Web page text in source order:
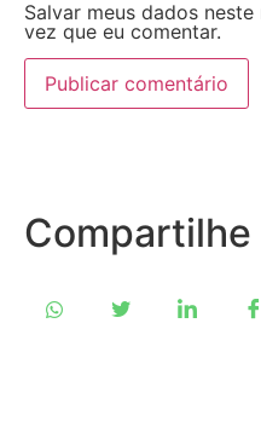
Salvar meus dados
vez que eu comentar.
Compartilhe